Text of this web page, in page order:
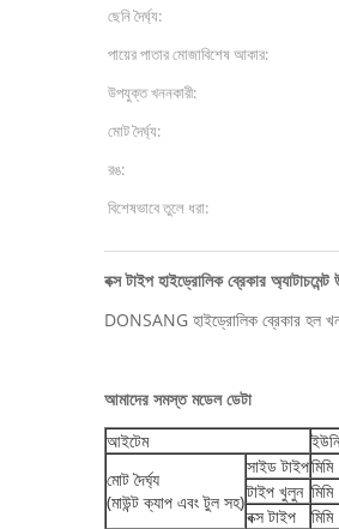
ছেনি দৈর্ঘ্য:
পায়ের পাতার মোজাবিশেষ আকার:
উপযুক্ত খননকারী:
মোট দৈর্ঘ্য:
রঙ:
বিশেষভাবে তুলে ধরা:
বক্স টাইপ হাইড্রোলিক ব্রেকার
DONSANG হাইড্রোলিক ব্রেকার হল
আমাদের সমস্ত মডেল ডেটা
আইটেম
মোট দৈর্ঘ্য
(মাউন্ট ক্যাপ এবং টুল সহ)
সাইড টাইপমিমি
টাইপ খুলুন মিমি
বক্স টাইপ
মিমি